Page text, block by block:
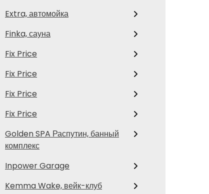
Extra, автомойка
Finka, сауна
Fix Price
Fix Price
Fix Price
Fix Price
Golden SPA Распутин, банный
комплекс
Inpower Garage
Kemma Wake, вейк-клуб